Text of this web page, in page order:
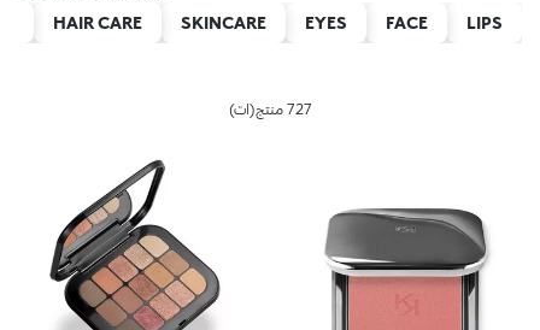
LIPS
FACE
EYES
SKINCARE
HAIR CARE
727 منتج(ات)